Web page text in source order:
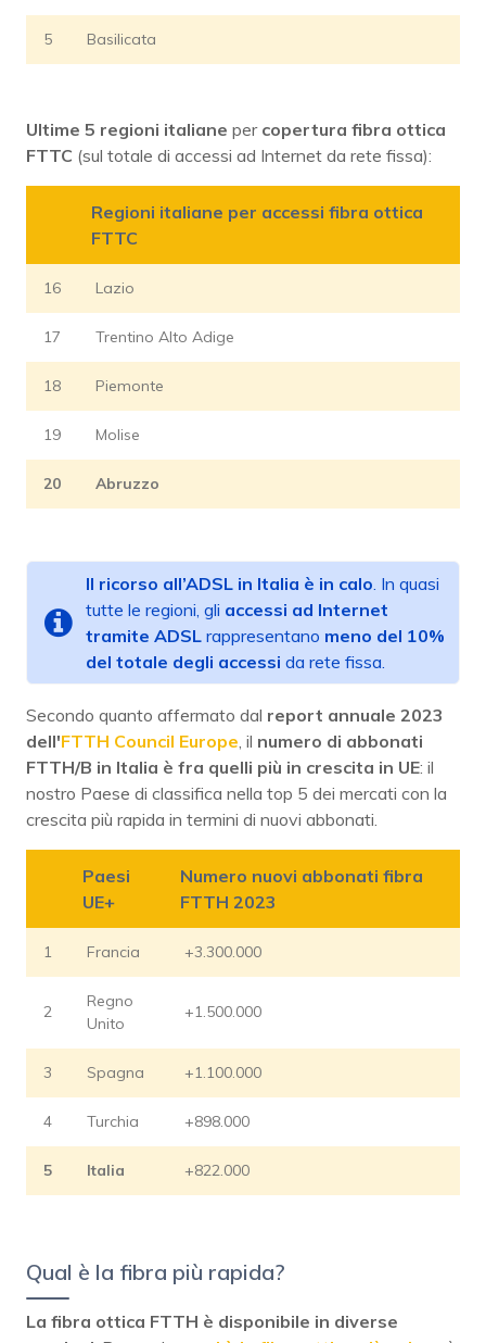
5 Basilicata
Ultime 5 regioni italiane per copertura fibra ottica
FTTC (sul totale di accessi ad Internet da rete fissa):
Regioni italiane per accessi fibra ottica
FTTC
16 Lazio
17 Trentino Alto Adige
18 Piemonte
19 Molise
20 Abruzzo
Il ricorso all’ADSL in Italia è in calo . In quasi
tutte le regioni, gli accessi ad Internet
tramite ADSL rappresentano meno del 10%
del totale degli accessi da rete fissa.
Secondo quanto affermato dal report annuale 2023
dell'FTTH Council Europe , il numero di abbonati
FTTH/B in Italia è fra quelli più in crescita in UE: il
nostro Paese di classifica nella top 5 dei mercati con la
crescita più rapida in termini di nuovi abbonati.
Paesi
UE+
Numero nuovi abbonati fibra
FTTH 2023
1 Francia +3.300.000
2
Regno
Unito
+1.500.000
3 Spagna +1.100.000
4 Turchia +898.000
5 Italia +822.000
Qual è la fibra più rapida?
La fibra ottica FTTH è disponibile in diverse